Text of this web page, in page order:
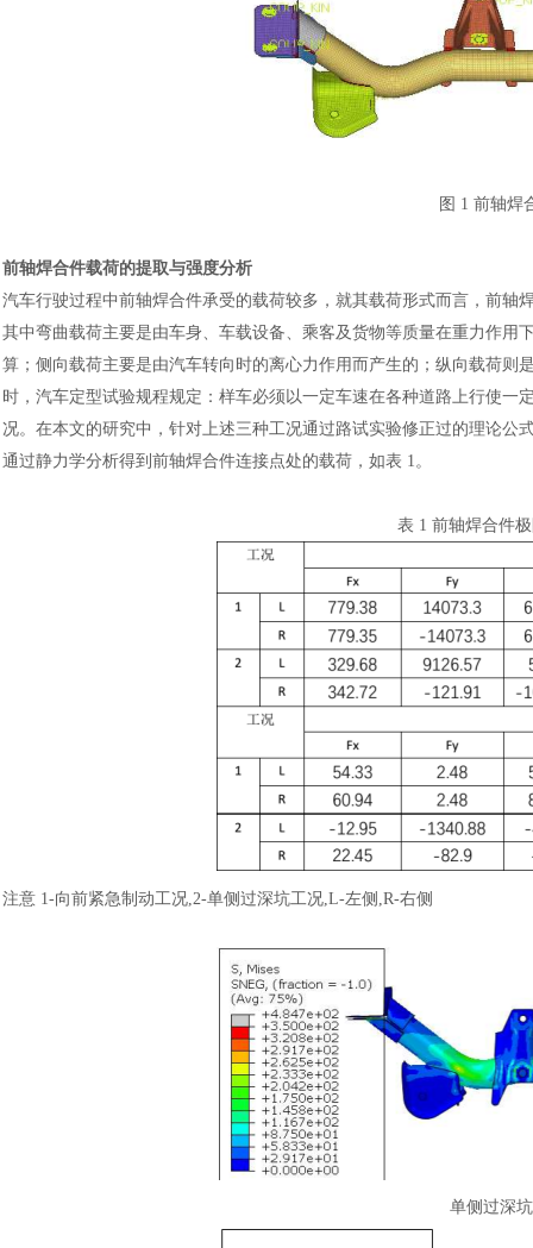
图 1 前轴焊
前轴焊合件载荷的提取与强度分析
汽车行驶过程中前轴焊合件承受的载荷较多，就其载荷形式而言，前
其中弯曲载荷主要是由车身、车载设备、乘客及货物等质量在重力作
算；侧向载荷主要是由汽车转向时的离心力作用而产生的；纵向载荷
时，汽车定型试验规程规定：样车必须以一定车速在各种道路上行使
况。在本文的研究中，针对上述三种工况通过路试实验修正过的理论公
通过静力学分析得到前轴焊合件连接点处的载荷，如表 1。
表 1 前轴焊合件
注意 1-向前紧急制动工况,2-单侧过深坑工况,L-左侧,R-右侧
单侧过深